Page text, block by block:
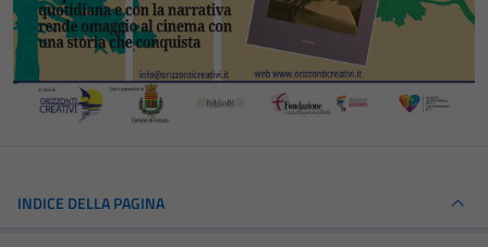
INDICE DELLA PAGINA